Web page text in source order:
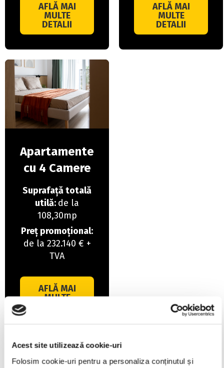
Acest site utilizează cookie-uri
Folosim cookie-uri pentru a personaliza conținutul și
AFLĂ MAI
MULTE
DETALII
AFLĂ MAI
MULTE
DETALII
Apartamente
cu 4 Camere
Suprafață totală
utilă: de la
108,30mp
Preț promoțional:
de la 232.140 € +
TVA
AFLĂ MAI
MULTE